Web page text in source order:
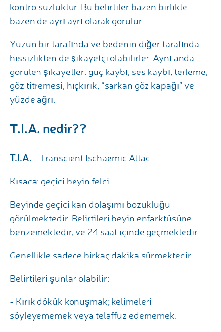
kontrolsüzlüktür. Bu belirtiler bazen birlikte
bazen de ayrı ayrı olarak görülür.
Yüzün bir tarafında ve bedenin diğer tarafında
hissizlikten de şikayetçi olabilirler. Aynı anda
görülen şikayetler: güç kaybı, ses kaybı, terleme,
göz titremesi, hıçkırık, “sarkan göz kapağı” ve
yüzde ağrı.
T.I.A. nedir??
T.I.A.= Transcient Ischaemic Attac
Kısaca: geçici beyin felci.
Beyinde geçici kan dolaşımı bozukluğu
görülmektedir. Belirtileri beyin enfarktüsüne
benzemektedir, ve 24 saat içinde geçmektedir.
Genellikle sadece birkaç dakika sürmektedir.
Belirtileri şunlar olabilir:
- Kırık dökük konuşmak; kelimeleri
söyleyememek veya telaffuz edememek.